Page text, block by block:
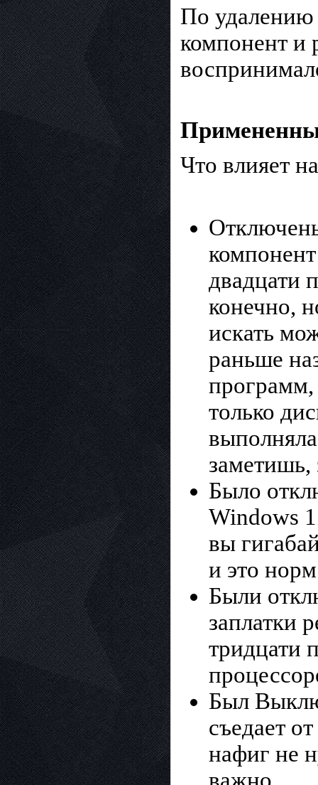
По удалению
компонент и
Что влияет
двадцати
конечно,
искать
раньше
программ,
только
заметишь,
Было
Windows
вы
и это
Были
заплатки
тридцати
Был
съедает
нафиг не
важно